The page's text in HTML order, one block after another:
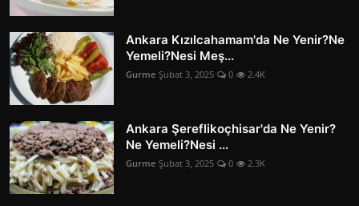
Ankara Kızılcahamam'da Ne Yenir?Ne
Yemeli?Nesi Meş...
Gurme Şubat 3, 2025 0 2.4K
Ankara Şereflikoçhisar'da Ne Yenir?
Ne Yemeli?Nesi ...
Gurme Şubat 3, 2025 0 2.3K